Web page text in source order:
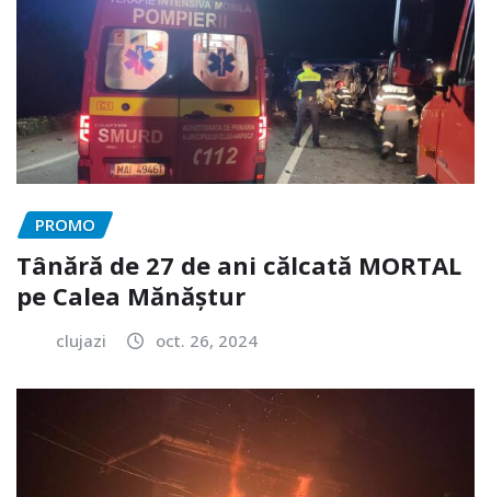
PROMO
Tânără de 27 de ani călcată MORTAL
pe Calea Mănăștur
clujazi oct. 26, 2024